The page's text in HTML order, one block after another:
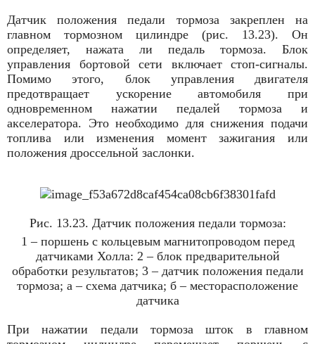
Датчик положения педали тормоза закреплен на
главном тормозном цилиндре (рис. 13.23). Он
определяет, нажата ли педаль тормоза. Блок
управления бортовой сети включает стоп-сигналы.
Помимо этого, блок управления двигателя
предотвращает ускорение автомобиля при
одновременном нажатии педалей тормоза и
акселератора. Это необходимо для снижения подачи
топлива или изменения момент зажигания или
положения дроссельной заслонки.
Рис. 13.23. Датчик положения педали тормоза:
1 – поршень с кольцевым магнитопроводом перед
датчиками Холла: 2 – блок предварительной
обработки результатов; 3 – датчик положения педали
тормоза; а – схема датчика; б – месторасположение
датчика
При нажатии педали тормоза шток в главном